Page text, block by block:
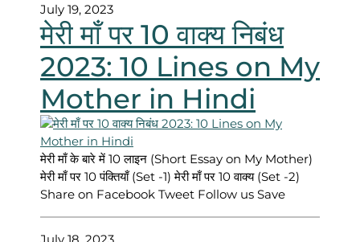
July 19, 2023
मेरी माँ पर 10 वाक्य निबंध
2023: 10 Lines on My
Mother in Hindi
मेरी माँ के बारे में 10 लाइन (Short Essay on My Mother)
मेरी माँ पर 10 पंक्तियाँ (Set -1) मेरी माँ पर 10 वाक्य (Set -2)
Share on Facebook Tweet Follow us Save
July 18, 2023